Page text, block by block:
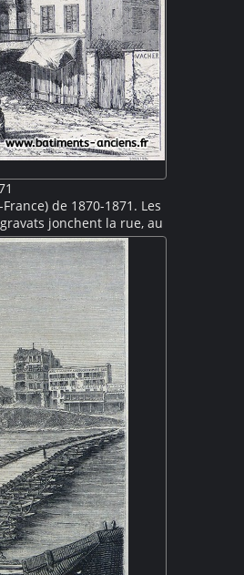
de 1870-1871. Les
jonchent la rue, au
groupent de badauds
La Commune.